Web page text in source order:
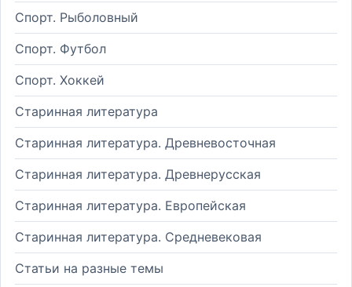
Спорт. Рыболовный
Спорт. Футбол
Спорт. Хоккей
Старинная литература
Старинная литература. Древневосточная
Старинная литература. Древнерусская
Старинная литература. Европейская
Старинная литература. Средневековая
Статьи на разные темы